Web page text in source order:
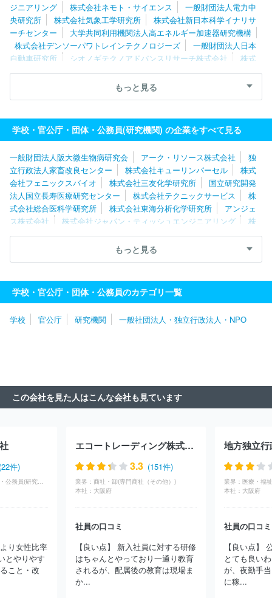
ジニアリング
株式会社ネモト・サイエンス
一般財団法人電力中
央研究所
株式会社気象工学研究所
株式会社新日本科学イナリサ
ーチセンター
大学共同利用機関法人高エネルギー加速器研究機構
株式会社デンソーパワトレインテクノロジーズ
一般財団法人日本
自動車研究所
シオノギテクノアドバンスリサーチ株式会社
株式
会社オー・ピー・エル
公益財団法人鉄道総合技術研究所
サイエ
ンス・テクノロジー・システムズ株式会社
株式会社ジェイアール総
研電気システム
ン・ジャパン
一般財団法人阪大微生物病研究会
株式会社マイク
ロン
株式会社新日本科学 株式会社豊田中央研究所
国立研究開
ーンデザイン
株式会社ケミトックス
オンコセラピー・サイエン
ス株式会社
株式会社サンプラネット
株式会社国際電気通信基礎
技術研究所
もっと見る
学校・官公庁・団体・公務員(研究機関) の企業をすべて見る
一般財団法人阪大微生物病研究会 アーク・リソース株式会社
独
立行政法人家畜改良センター
株式会社キューリンパーセル
株式
会社フェニックスバイオ
株式会社三友化学研究所
国立研究開発
法人国立長寿医療研究センター
株式会社テクニックサービス
株
式会社総合医科学研究所
株式会社東海分析化学研究所
アンジェ
ス株式会社
株式会社ジャパン・ティッシュエンジニアリング
株
式会社ヘルスネット
株式会社サカイ生化学研究所
ＤＲＣ株式会
株式会社ジーンデザイン
ユーロフィン・フード・テスティン
グ株式会社
般社団法人京都微生物研究所
株式会社アイコ
株式会社気象工学
研究所
株式会社オー・ピー・エル
株式会社デ・ウエスタン・セ
イナリサーチセンター
株式会社キャンバス
大学共同利用機関法
センター株式会社
株式会社本田技術研究所
ユーロフィンジェネ
ティックラボ株式会社
ＳＩサイエンス株式会社
人農業・食品産業技術総合研究機構
地方独立行政法人北海道立総合
法人量子科学技術研究開発機構
一般社団法人バイオ産業情報化コン
ソーシアム
ジェー・ビー・セラピュテイクス株式会社
株式会社
国立研究開発法人国立成育医療研究センター
国立研究開発法
オンコリスバイオファーマ株式会社
株式会社
チセンター
ユカインダストリーズ株式会社
株式会社三井化学分
析センター
株式会社エスアールエル・メディサーチ
第一三共Ｒ
Ｄノバーレ株式会社
一般財団法人電力中央研究所
サイエンス・
もっと見る
学校・官公庁・団体・公務員のカテゴリ一覧
学校 官公庁 研究機関 一般社団法人・独立行政法人・NPO
この会社を見た人はこんな会社も見ています
件)
学校・官公庁・団体・公務員(研究機関)
り女性比率
とやりやす
こと・改
エコートレーディング株式会社
3.3 (151件)
業界： 商社・卸(専門商社（その他）)
本社： 大阪府
社員の口コミ
【良い点】 新入社員に対する研修
はちゃんとやっており一通り教育
されるが、配属後の教育は現場ま
か...
業界： 医療・福
本社： 大阪府
社員の口コミ
【良い点】
とても良い
が、夜勤手
に稼...